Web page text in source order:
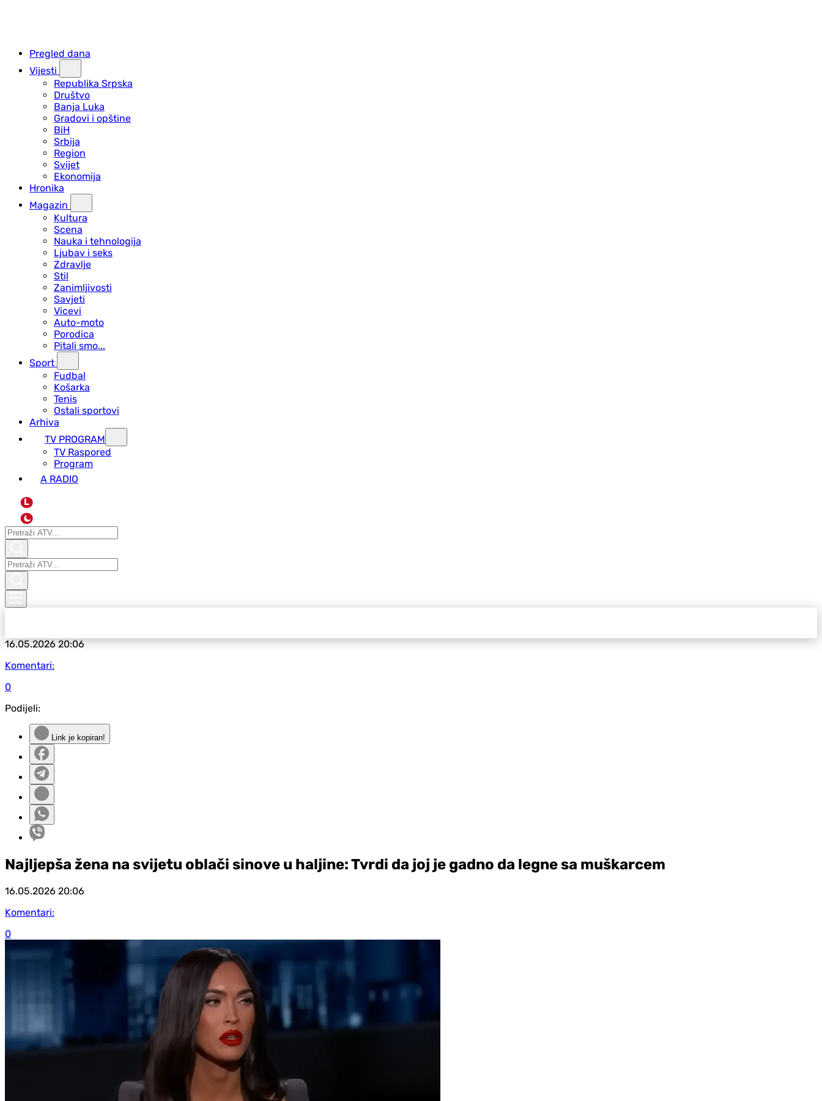
Pregled dana
Vijesti
Republika Srpska
Društvo
Banja Luka
Gradovi i opštine
BiH
Srbija
Region
Svijet
Ekonomija
Hronika
Magazin
Kultura
Scena
Nauka i tehnologija
Ljubav i seks
Zdravlje
Stil
Zanimljivosti
Savjeti
Vicevi
Auto-moto
Porodica
Pitali smo...
Sport
Fudbal
Košarka
Tenis
Ostali sportovi
Arhiva
TV PROGRAM
ТV Raspored
Program
A RADIO
L
16.05.202620:06
Komentari:
0
Podijeli:
Link je kopiran!
Najljepša žena na svijetu oblači sinove u haljine: Tvrdi da joj je gadno da legne sa muškarcem
16.05.2026 20:06
Komentari:
0